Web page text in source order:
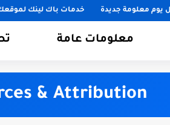
يوم معلومة جديدة خدمات باك لينك
معلومات عامة
& Attribution